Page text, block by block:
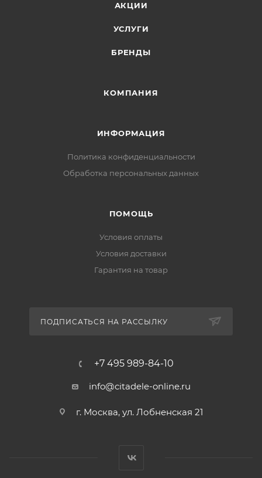
АКЦИИ
УСЛУГИ
БРЕНДЫ
КОМПАНИЯ
ИНФОРМАЦИЯ
Политика конфиденциальности
Обработка персональных данных
ПОМОЩЬ
Условия оплаты
Условия доставки
Гарантия на товар
ПОДПИСАТЬСЯ НА РАССЫЛКУ
+7 495 989-84-10
info@citadele-online.ru
г. Москва, ул. Лобненская 21